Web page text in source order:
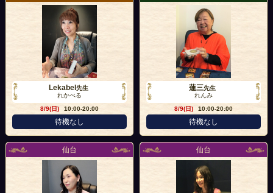
Lekabel 先生
れかべる
8/9(日)
10:00-20:00
待機なし
蓮三先生
れんみ
8/9(日)
10:00-20:00
待機なし
仙台 仙台